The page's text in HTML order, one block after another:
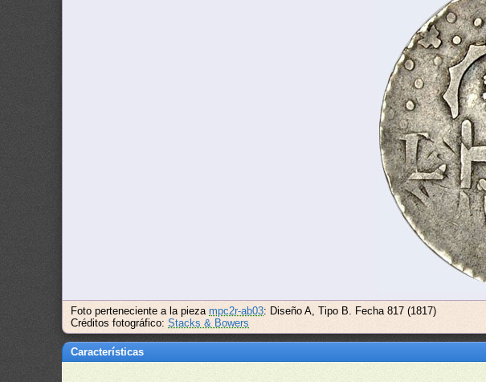
Foto perteneciente a la piezampc2r-ab03: Diseño A, Tipo B. Fecha 817 (1817)
Créditos fotográfico:Stacks & Bowers
Características